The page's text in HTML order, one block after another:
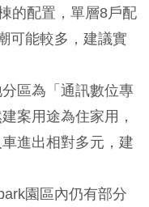
的配置，單層8戶配
可能較多，建議實
分區為「通訊數位專
案用途為住家用，
進出相對多元，建
園區內仍有部分